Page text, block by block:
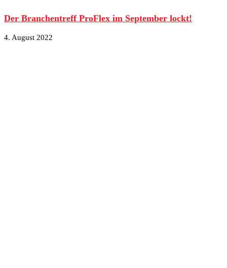
Der Branchentreff ProFlex im September lockt!
4. August 2022